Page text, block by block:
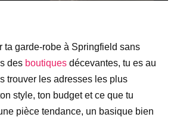
ta garde-robe à Springfield sans
des boutiques décevantes, tu es au
trouver les adresses les plus
style, ton budget et ce que tu
pièce tendance, un basique bien